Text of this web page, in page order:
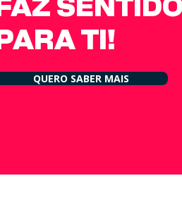
FAZ
PARA TI!
QUERO SABER MAIS